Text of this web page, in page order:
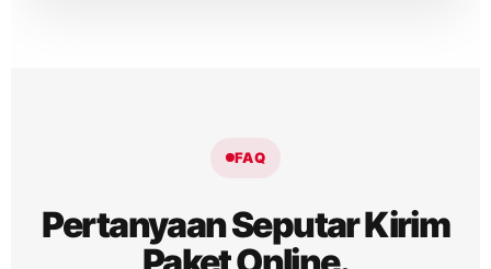
FAQ
Pertanyaan Seputar Kirim